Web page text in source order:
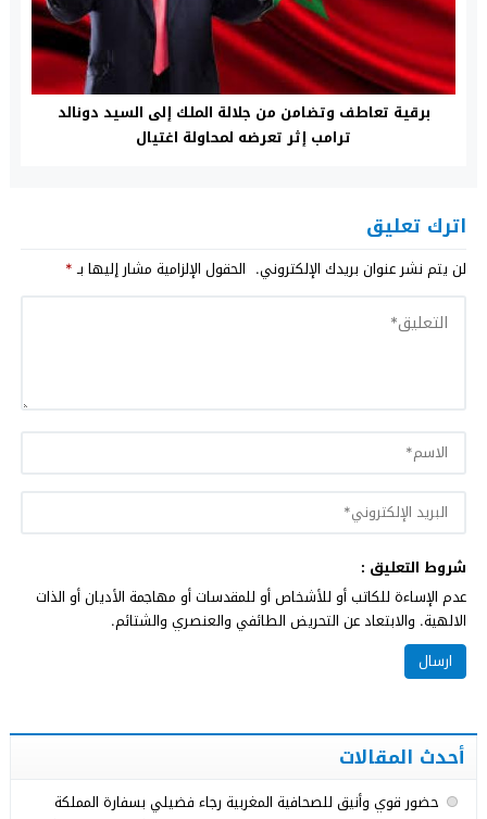
برقية تعاطف وتضامن من جلالة الملك إلى السيد دونالد
ترامب إثر تعرضه لمحاولة اغتيال
اترك تعليق
لن يتم نشر عنوان بريدك الإلكتروني. الحقول الإلزامية مشار إليها بـ*
شروط التعليق :
عدم الإساءة للكاتب أو للأشخاص أو للمقدسات أو مهاجمة الأديان أو الذات
الالهية. والابتعاد عن التحريض الطائفي والعنصري والشتائم.
أحدث المقالات
حضور قوي وأنيق للصحافية المغربية رجاء فضيلي بسفارة المملكة